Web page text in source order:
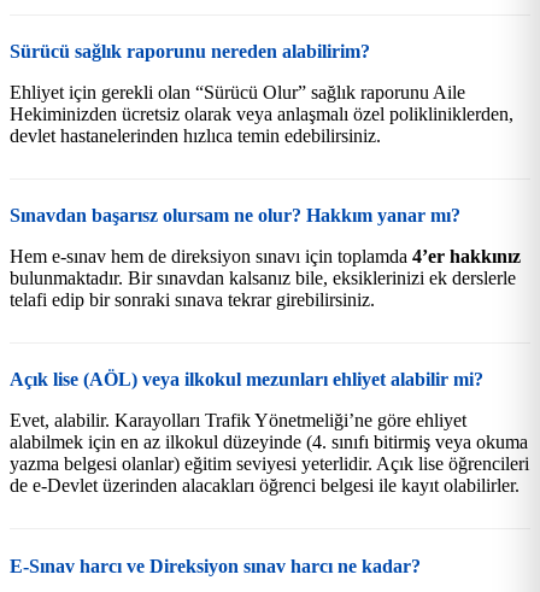
Sürücü sağlık raporunu nereden alabilirim?
Ehliyet için gerekli olan “Sürücü Olur” sağlık raporunu Aile
Hekiminizden ücretsiz olarak veya anlaşmalı özel polikliniklerden,
devlet hastanelerinden hızlıca temin edebilirsiniz.
Sınavdan başarısz olursam ne olur? Hakkım yanar mı?
Hem e-sınav hem de direksiyon sınavı için toplamda 4’er hakkınız
bulunmaktadır. Bir sınavdan kalsanız bile, eksiklerinizi ek derslerle
telafi edip bir sonraki sınava tekrar girebilirsiniz.
Açık lise (AÖL) veya ilkokul mezunları ehliyet alabilir mi?
Evet, alabilir. Karayolları Trafik Yönetmeliği’ne göre ehliyet
alabilmek için en az ilkokul düzeyinde (4. sınıfı bitirmiş veya okuma
yazma belgesi olanlar) eğitim seviyesi yeterlidir. Açık lise öğrencileri
de e-Devlet üzerinden alacakları öğrenci belgesi ile kayıt olabilirler.
E-Sınav harcı ve Direksiyon sınav harcı ne kadar?